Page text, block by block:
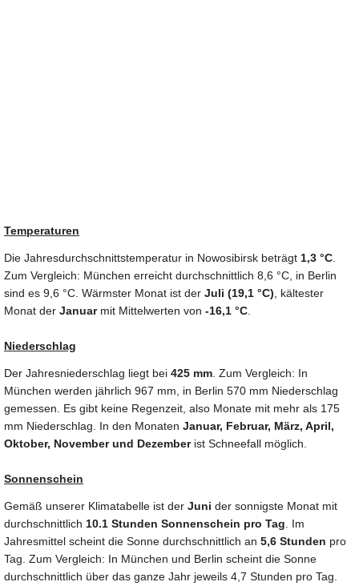
Temperaturen
Die Jahresdurchschnittstemperatur in Nowosibirsk beträgt 1,3 °C
Zum Vergleich: München erreicht durchschnittlich 8,6 °C, in Berlin
sind es 9,6 °C. Wärmster Monat ist der Juli (19,1 °C) , kältester
Monat der Januarmit Mittelwerten von -16,1 °C
Niederschlag
Der Jahresniederschlag liegt bei 425 mm . Zum Vergleich: In
München werden jährlich 967 mm, in Berlin 570 mm Niederschlag
gemessen. Es gibt keine Regenzeit, also Monate mit mehr als 175
mm Niederschlag. In den Monaten Januar, Februar, März, April,
Oktober, November und Dezemberist Schneefall möglich.
Sonnenschein
Gemäß unserer Klimatabelle ist der Juni der sonnigste Monat mit
durchschnittlich 10.1 Stunden Sonnenschein pro Tag . Im
Jahresmittel scheint die Sonne durchschnittlich an 5,6 Stunden pro
Tag. Zum Vergleich: In München und Berlin scheint die Sonne
durchschnittlich über das ganze Jahr jeweils 4,7 Stunden pro Tag.